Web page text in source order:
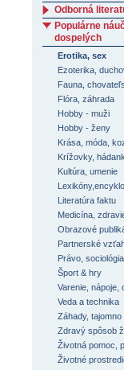
Odborná
Populárne
dospelých
Erotika, sex
Ezoterika,
Fauna,
Flóra, záhrada
Hobby - muži
Hobby - ženy
Krása, móda,
Krížovky,
Kultúra, umenie
Literatúra faktu
Medicína,
Obrazové
Partnerské
Právo, sociológia
Šport & hry
Varenie, nápoje,
Veda a technika
Záhady, tajomno
Zdravý spôsob
Životná pomoc,
Životné